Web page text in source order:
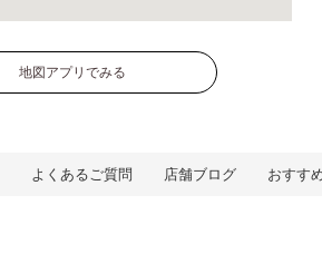
地図アプリでみる
よくあるご質問 店舗ブログ おすす